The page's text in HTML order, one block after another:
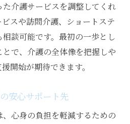
介護サービスを調整してくれ
スや訪問介護、ショートステ
談可能です。最初の一歩とし
で、介護の全体像を把握しや
開始が期待できます。
安心サポート先
心身の負担を軽減するための